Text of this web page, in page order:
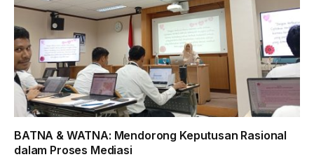
BATNA & WATNA: Mendorong Keputusan Rasional
dalam Proses Mediasi